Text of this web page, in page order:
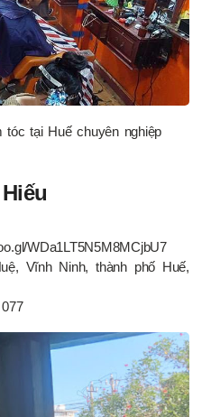
tóc tại Huế chuyên nghiệp
WDa1LT5N5M8MCjbU7
Vĩnh Ninh, thành phố Huế,